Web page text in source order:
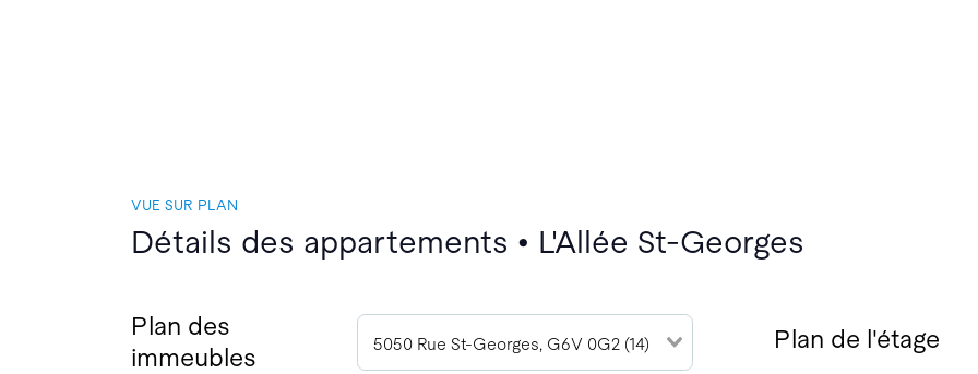
VUE SUR PLAN
Détails des appartements • L'Allée St-Georges
Plan des
immeubles
5050 Rue St-Georges, G6V 0G2 (14) Plan de l'étage